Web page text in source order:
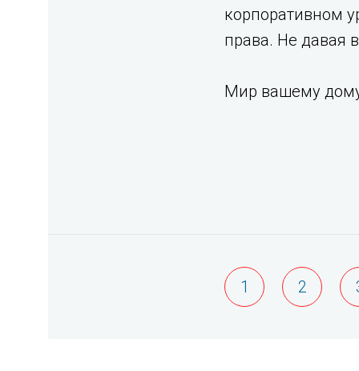
корпоративном
права. Не давая
Мир вашему
1 2